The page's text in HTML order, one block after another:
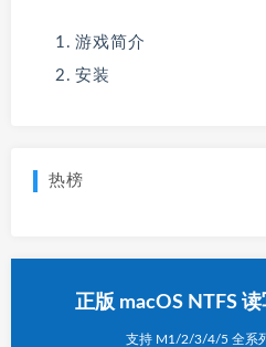
游戏简介
安装
热榜
正版 macOS NTFS
支持 M1/2/3/4/5 全系